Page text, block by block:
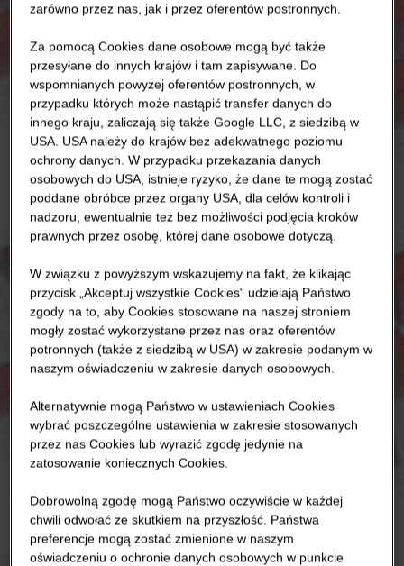
zarówno przez nas, jak i przez oferentów postronnych.
Za pomocą Cookies dane osobowe mogą być także
przesyłane do innych krajów i tam zapisywane. Do
wspomnianych powyżej oferentów postronnych, w
przypadku których może nastąpić transfer danych do
innego kraju, zaliczają się także Google LLC, z siedzibą w
USA. USA należy do krajów bez adekwatnego poziomu
ochrony danych. W przypadku przekazania danych
osobowych do USA, istnieje ryzyko, że dane te mogą zostać
poddane obróbce przez organy USA, dla celów kontroli i
nadzoru, ewentualnie też bez możliwości podjęcia kroków
prawnych przez osobę, której dane osobowe dotyczą.
W związku z powyższym wskazujemy na fakt, że klikając
przycisk „Akceptuj wszystkie Cookies“ udzielają Państwo
zgody na to, aby Cookies stosowane na naszej stroniem
mogły zostać wykorzystane przez nas oraz oferentów
potronnych (także z siedzibą w USA) w zakresie podanym w
naszym oświadczeniu w zakresie danych osobowych.
Alternatywnie mogą Państwo w ustawieniach Cookies
wybrać poszczególne ustawienia w zakresie stosowanych
przez nas Cookies lub wyrazić zgodę jedynie na
zatosowanie koniecznych Cookies.
Dobrowolną zgodę mogą Państwo oczywiście w każdej
chwili odwołać ze skutkiem na przyszłość. Państwa
preferencje mogą zostać zmienione w naszym
oświadczeniu o ochronie danych osobowych w punkcie